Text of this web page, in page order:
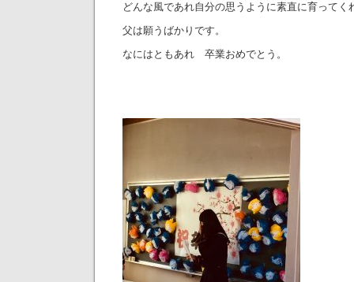
どんな風であれ自分の思うように素直に育ってく
父は願うばかりです。
なにはともあれ 卒業おめでとう。